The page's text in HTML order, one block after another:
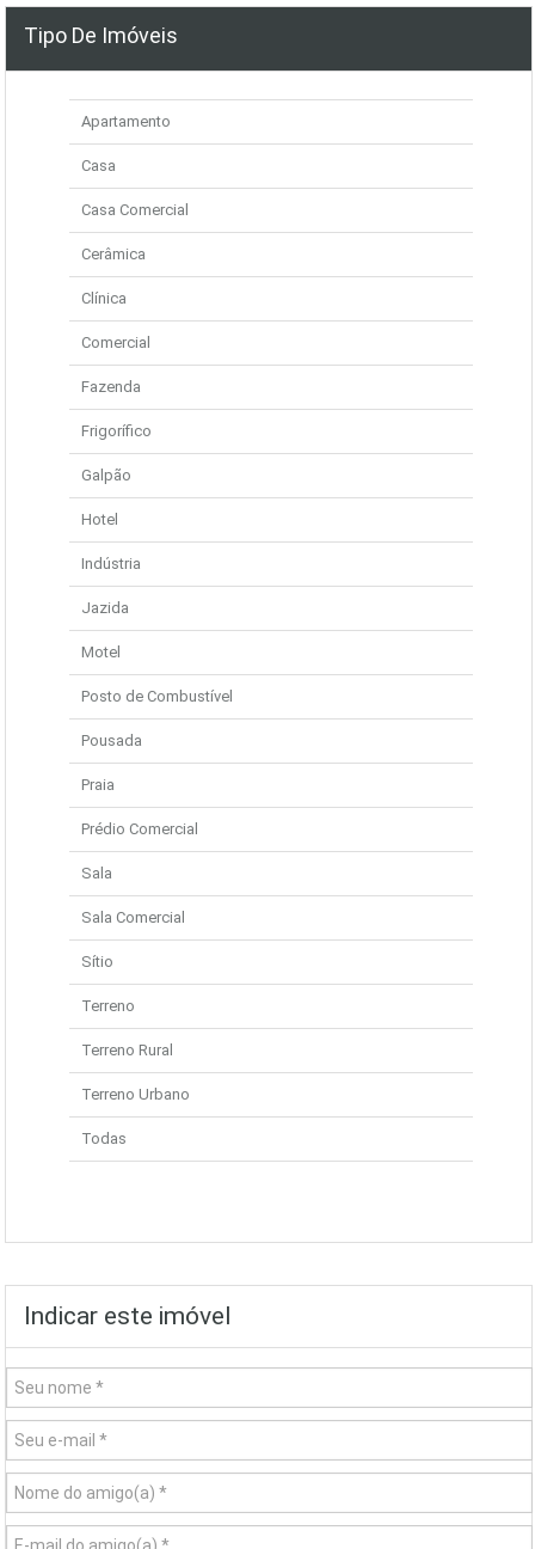
Tipo De Imóveis
Apartamento
Casa
Casa Comercial
Cerâmica
Clínica
Comercial
Fazenda
Frigorífico
Galpão
Hotel
Indústria
Jazida
Motel
Posto de Combustível
Pousada
Praia
Prédio Comercial
Sala
Sala Comercial
Sítio
Terreno
Terreno Rural
Terreno Urbano
Todas
Indicar este imóvel